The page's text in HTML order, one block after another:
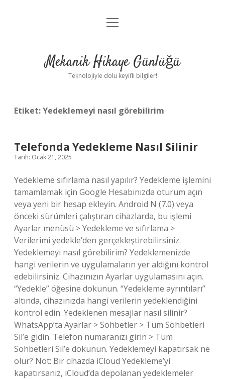
Anasayfa
Yasal Uyarı
menüyü
Mekanik Hikaye Günlüğü
Teknolojiyle dolu keyifli bilgiler!
Etiket:Yedeklemeyi nasıl görebilirim
Telefonda Yedekleme Nasıl Silinir
Tarih: Ocak 21, 2025
Yedekleme sıfırlama nasıl yapılır? Yedekleme işlemini
tamamlamak için Google Hesabınızda oturum açın
veya yeni bir hesap ekleyin. Android N (7.0) veya
önceki sürümleri çalıştıran cihazlarda, bu işlemi
Ayarlar menüsü > Yedekleme ve sıfırlama >
Verilerimi yedekle’den gerçekleştirebilirsiniz.
Yedeklemeyi nasıl görebilirim? Yedeklemenizde
hangi verilerin ve uygulamaların yer aldığını kontrol
edebilirsiniz. Cihazınızın Ayarlar uygulamasını açın.
“Yedekle” öğesine dokunun. “Yedekleme ayrıntıları”
altında, cihazınızda hangi verilerin yedeklendiğini
kontrol edin. Yedeklenen mesajlar nasıl silinir?
WhatsApp’ta Ayarlar > Sohbetler > Tüm Sohbetleri
Sil’e gidin. Telefon numaranızı girin > Tüm
Sohbetleri Sil’e dokunun. Yedeklemeyi kapatırsak ne
olur? Not: Bir cihazda iCloud Yedekleme’yi
kapatırsanız, iCloud’da depolanan yedeklemeler